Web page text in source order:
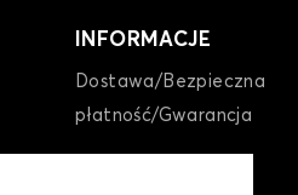
INFORMACJE
Dostawa/Bezpieczna
płatność/Gwarancja